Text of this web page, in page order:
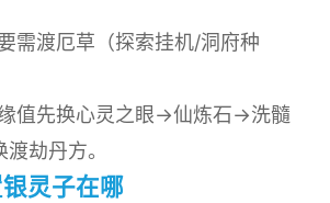
需渡厄草（探索挂机/洞府种
值先换心灵之眼→仙炼石→洗髓
劫丹方。
灵子在哪